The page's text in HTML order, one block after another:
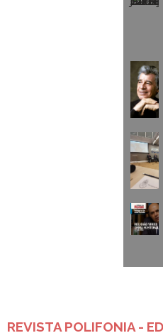
REVISTA POLIFONIA -